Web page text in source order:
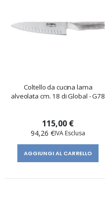
Coltello da cucina lama
alveolata cm. 18 di Global - G78
115,00 €
94,26 €
AGGIUNGI AL CARRELLO